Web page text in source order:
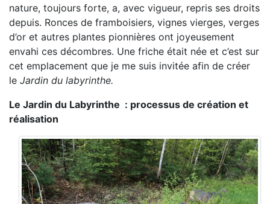
nature, toujours forte, a, avec vigueur, repris ses droits
depuis. Ronces de framboisiers, vignes vierges, verges
d’or et autres plantes pionnières ont joyeusement
envahi ces décombres. Une friche était née et c’est sur
cet emplacement que je me suis invitée afin de créer
le Jardin du labyrinthe.
Le Jardin du Labyrinthe : processus de création et
réalisation